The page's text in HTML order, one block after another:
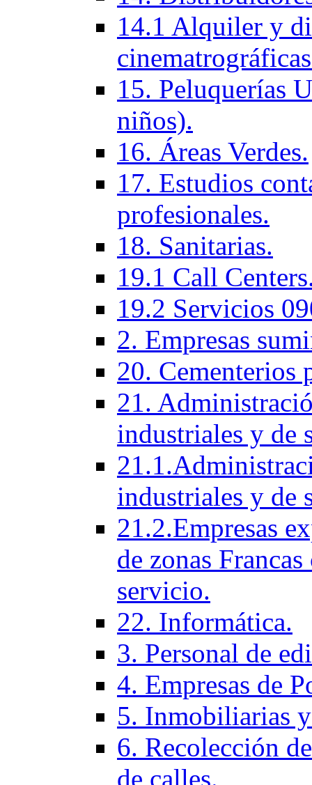
14.1 Alquiler y
15. Peluquerí­as
niños).
16. Áreas Verdes.
17. Estudios
profesionales.
18. Sanitarias.
19.1 Call
19.2 Servicios
2. Empresas
20. Cementerios
21.
industriales y de
industriales y de
21.2.Empresas
de zonas
servicio.
22. Informática.
3. Personal de
4. Empresas de
5. Inmobiliarias
6. Recolección
de calles.